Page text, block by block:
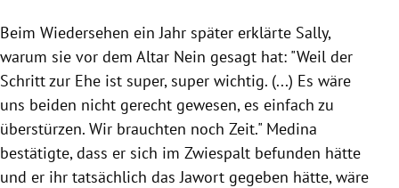
Beim Wiedersehen ein Jahr später erklärte Sally,
warum sie vor dem Altar Nein gesagt hat: "Weil der
Schritt zur Ehe ist super, super wichtig. (...) Es wäre
uns beiden nicht gerecht gewesen, es einfach zu
überstürzen. Wir brauchten noch Zeit." Medina
bestätigte, dass er sich im Zwiespalt befunden hätte
und er ihr tatsächlich das Jawort gegeben hätte, wäre